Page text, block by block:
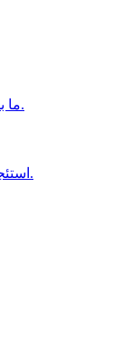
ما بطل لوضع المواهب ، رون أو سحر.
استئجار بطل باستخدام شارات الشرف.